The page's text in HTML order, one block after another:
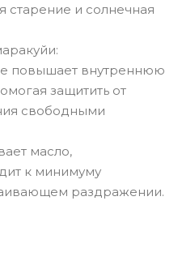
старение и солнечная
повышает внутреннюю
защитить от
свободными
масло,
к минимуму
раздражении.